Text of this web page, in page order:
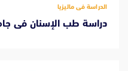
الدراسة فى ماليزيا
دراسة طب الإسنان فى